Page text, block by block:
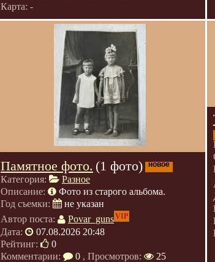
Карта: -
Памятное фото. (1 фото) новое
Категория:
Разное
Описание:
Фото из старого альбома.
Год съемки:
не указан
Автор поста:
Povar_gunsVIP
Дата:
07.08.2026 20:48
Рейтинг:
0
Комментарии:
0 , Просмотров:
25